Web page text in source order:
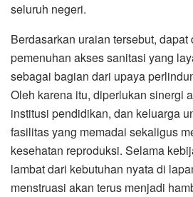
seluruh negeri.
Berdasarkan uraian tersebut,
pemenuhan akses sanitasi yang
sebagai bagian dari upaya
Oleh karena itu, diperlukan sinergi
institusi pendidikan, dan keluarga
fasilitas yang memadai sekaligus
kesehatan reproduksi. Selama
lambat dari kebutuhan nyata di
menstruasi akan terus menjadi